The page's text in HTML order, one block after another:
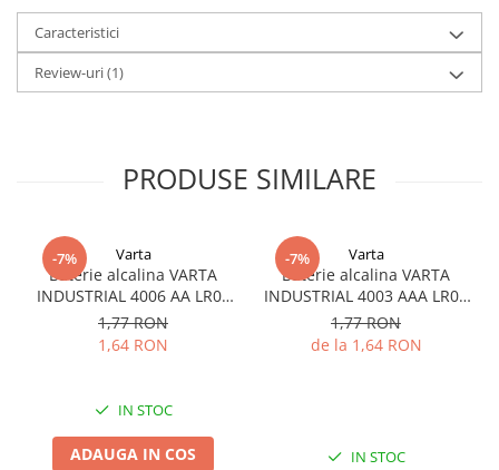
Utilizare:
Respecta polaritatea (+/-)
Nu arunca in foc
Nu reincarca
Nu dezasambla
Caracteristici
Review-uri(1)
PRODUSE SIMILARE
-7% Varta
Baterie alcalina VARTA
INDUSTRIAL 4006 AA LR06
1.5V bulk
1,77 RON
1,64 RON
IN STOC
ADAUGA IN COS
-7% Varta
Baterie alcalina VARTA
INDUSTRIAL 4003 AAA LR03
1.5V
1,77 RON
de la 1,64 RON
IN STOC